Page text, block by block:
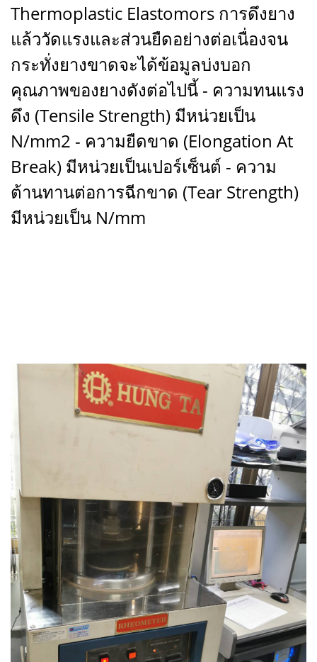
Thermoplastic Elastomors การดึงยาง
แล้ววัดแรงและส่วนยืดอย่างต่อเนื่องจน
กระทั่งยางขาดจะได้ข้อมูลบ่งบอก
คุณภาพของยางดังต่อไปนี้ - ความทนแรง
ดึง (Tensile Strength) มีหน่วยเป็น
N/mm2 - ความยืดขาด (Elongation At
Break) มีหน่วยเป็นเปอร์เซ็นต์ - ความ
ต้านทานต่อการฉีกขาด (Tear Strength)
มีหน่วยเป็น N/mm